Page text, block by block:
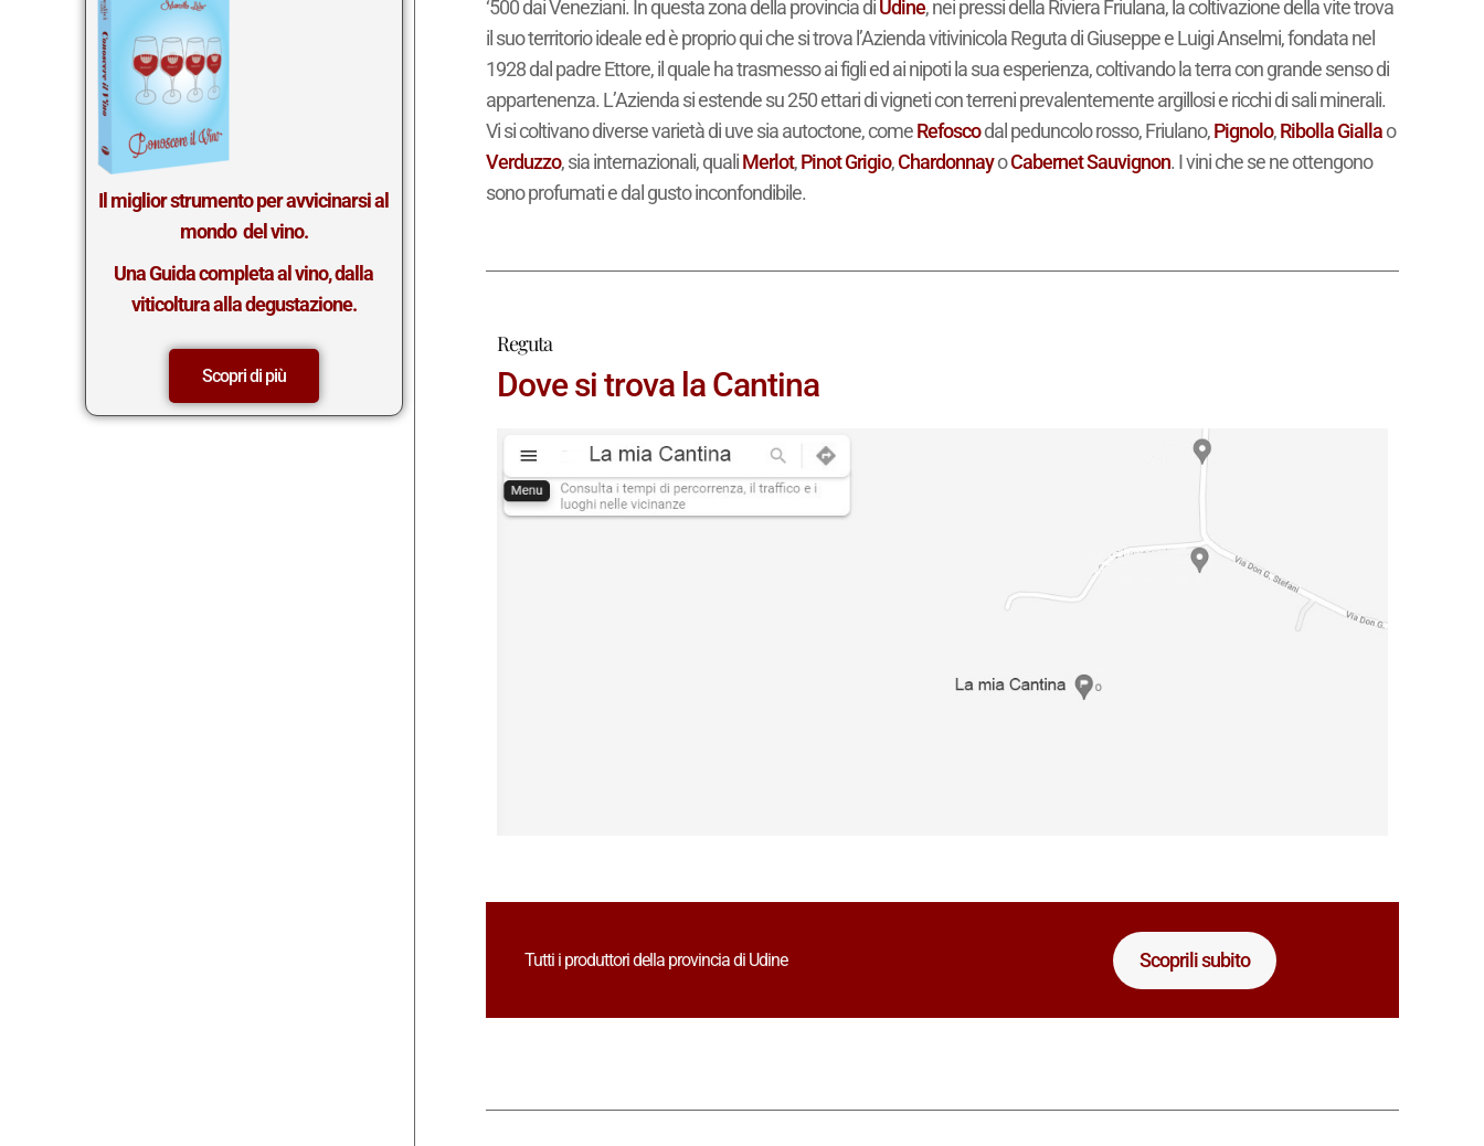
Il miglior strumento per avvicinarsi al
mondo del vino.
Una Guida completa al vino, dalla
viticoltura alla degustazione.
Scopri di più
‘500 dai Veneziani. In questa zona della provincia diUdine, nei pressi della Riviera Friulana, la coltivazione della vite trova
il suo territorio ideale ed è proprio qui che si trova l’Azienda vitivinicola Reguta di Giuseppe e Luigi Anselmi, fondata nel
1928 dal padre Ettore, il quale ha trasmesso ai figli ed ai nipoti la sua esperienza, coltivando la terra con grande senso di
appartenenza. L’Azienda si estende su 250 ettari di vigneti con terreni prevalentemente argillosi e ricchi di sali minerali.
Vi si coltivano diverse varietà di uve sia autoctone, comeRefoscodal peduncolo rosso, Friulano,Pignolo,Ribolla Giallao
Verduzzo, sia internazionali, qualiMerlot,Pinot Grigio,ChardonnayoCabernetSauvignon. I vini che se ne ottengono
sono profumati e dal gusto inconfondibile.
Reguta
Dove si trova la Cantina
Tutti i produttori della provincia di Udine Scoprili subito